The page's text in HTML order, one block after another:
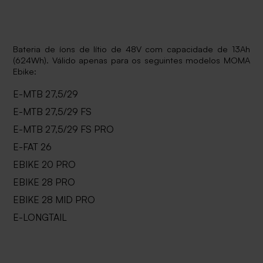
Bateria de íons de lítio de 48V com capacidade de 13Ah
(624Wh). Válido apenas para os seguintes modelos MOMA
Ebike:
E-MTB 27,5/29
E-MTB 27,5/29 FS
E-MTB 27,5/29 FS PRO
E-FAT 26
EBIKE 20 PRO
EBIKE 28 PRO
EBIKE 28 MID PRO
E-LONGTAIL